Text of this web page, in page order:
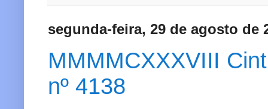
segunda-feira, 29 de agosto de
MMMMCXXXVIII
nº 4138